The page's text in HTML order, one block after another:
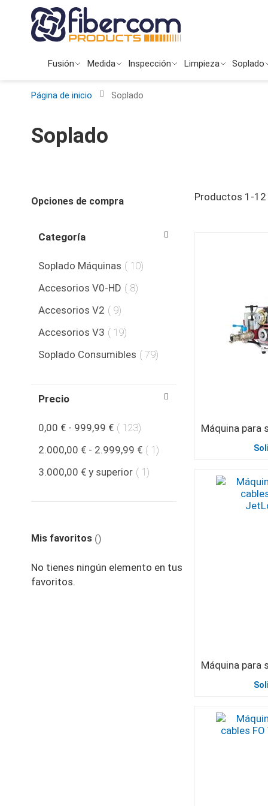
Ir
al
contenido
Fusión Medida Inspección Limpieza Soplado
Página de inicio Soplado
Soplado
Opciones de compra
Categoría
Soplado Máquinas 10producto
Accesorios V0-HD
8producto
Accesorios V2
9producto
Accesorios V3
19producto
Soplado Consumibles
79producto
Precio
0,00 € - 999,99 € 123producto
2.000,00 € - 2.999,99 € 1producto
3.000,00 € y superior 1producto
Productos 1 -12
Mis favoritos
No tienes ningún elemento en tus
favoritos.